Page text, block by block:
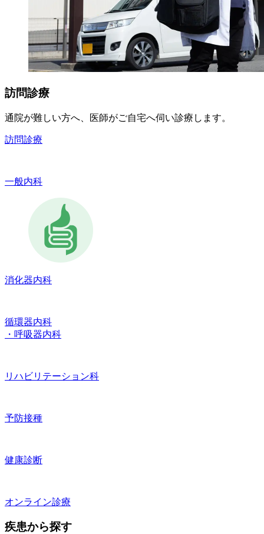
訪問診療
通院が難しい方へ、医師がご自宅へ伺い診療します。
訪問診療
一般内科
消化器内科
循環器内科
・呼吸器内科
リハビリテーション科
予防接種
健康診断
オンライン診療
疾患から探す